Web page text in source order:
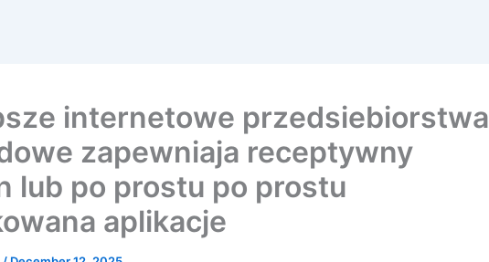
internetowe przedsiebiorstwa
zapewniaja receptywny
lub po prostu po prostu
aplikacje